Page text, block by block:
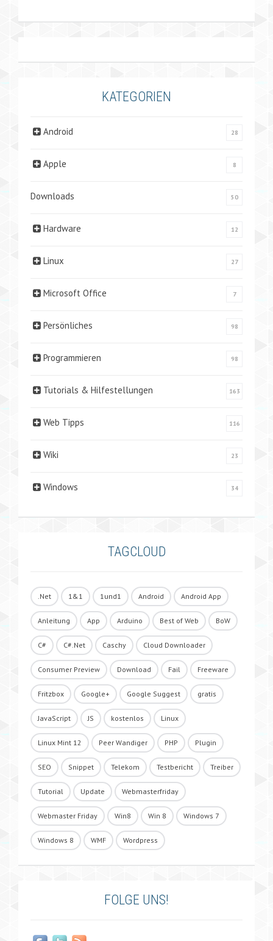
KATEGORIEN
Android 28
Apple 8
Downloads 50
Hardware 12
Linux 27
Microsoft Office 7
Persönliches 98
Programmieren 98
Tutorials & Hilfestellungen 163
Web Tipps 116
Wiki 23
Windows 34
TAGCLOUD
.Net 1&1 1und1 Android Android App
Anleitung App Arduino Best of Web BoW
C# C#.Net Caschy Cloud Downloader
Consumer Preview Download Fail Freeware
Fritzbox Google+ Google Suggest gratis
JavaScript JS kostenlos Linux
Linux Mint 12 Peer Wandiger PHP Plugin
SEO Snippet Telekom Testbericht Treiber
Tutorial Update Webmasterfriday
Webmaster Friday Win8 Win 8 Windows 7
Windows 8 WMF Wordpress
FOLGE UNS!